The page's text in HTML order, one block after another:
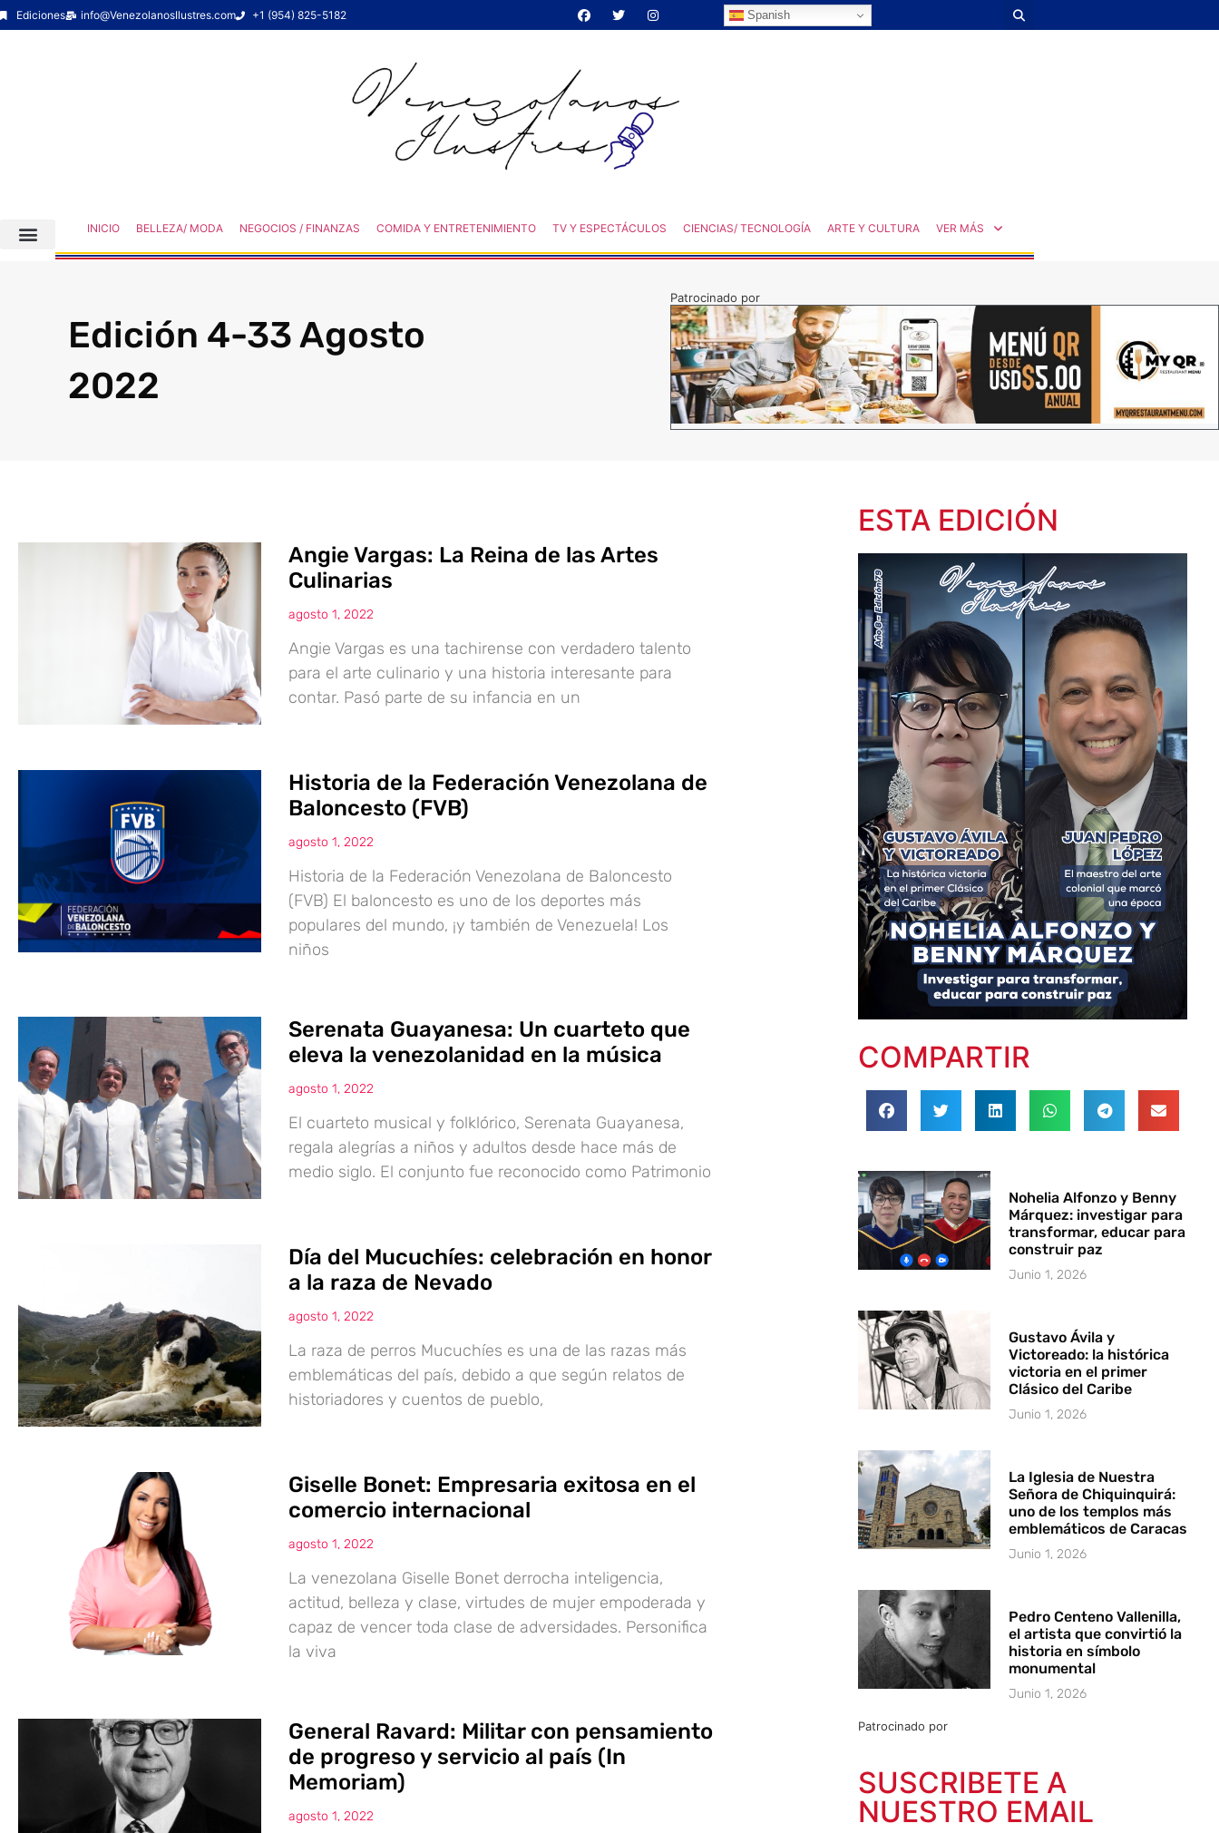
Ediciones info@VenezolanosIlustres.com +1 (954) 825-5182 Spanish
INICIO BELLEZA/ MODA NEGOCIOS / FINANZAS COMIDA Y ENTRETENIMIENTO TV Y ESPECTÁCULOS CIENCIAS/ TECNOLOGÍA ARTE Y CULTURA VER MÁS
Edición 4-33 Agosto
2022
Patrocinado por
Angie Vargas: La Reina de las Artes
Culinarias
agosto 1, 2022
Angie Vargas es una tachirense con verdadero talento
para el arte culinario y una historia interesante para
contar. Pasó parte de su infancia en un
Historia de la Federación Venezolana de
Baloncesto (FVB)
agosto 1, 2022
Historia de la Federación Venezolana de Baloncesto
(FVB) El baloncesto es uno de los deportes más
populares del mundo, ¡y también de Venezuela! Los
niños
Serenata Guayanesa: Un cuarteto que
eleva la venezolanidad en la música
agosto 1, 2022
El cuarteto musical y folklórico, Serenata Guayanesa,
regala alegrías a niños y adultos desde hace más de
medio siglo. El conjunto fue reconocido como Patrimonio
Día del Mucuchíes: celebración en honor
a la raza de Nevado
agosto 1, 2022
La raza de perros Mucuchíes es una de las razas más
emblemáticas del país, debido a que según relatos de
historiadores y cuentos de pueblo,
Giselle Bonet: Empresaria exitosa en el
comercio internacional
agosto 1, 2022
La venezolana Giselle Bonet derrocha inteligencia,
actitud, belleza y clase, virtudes de mujer empoderada y
capaz de vencer toda clase de adversidades. Personifica
la viva
General Ravard: Militar con pensamiento
de progreso y servicio al país (In
Memoriam)
agosto 1, 2022
ESTA EDICIÓN
COMPARTIR
Nohelia Alfonzo y Benny
Márquez: investigar para
transformar, educar para
construir paz
Junio 1, 2026
Gustavo Ávila y
Victoreado: la histórica
victoria en el primer
Clásico del Caribe
Junio 1, 2026
La Iglesia de Nuestra
Señora de Chiquinquirá:
uno de los templos más
emblemáticos de Caracas
Junio 1, 2026
Pedro Centeno Vallenilla,
el artista que convirtió la
historia en símbolo
monumental
Junio 1, 2026
Patrocinado por
SUSCRIBETE A
NUESTRO EMAIL